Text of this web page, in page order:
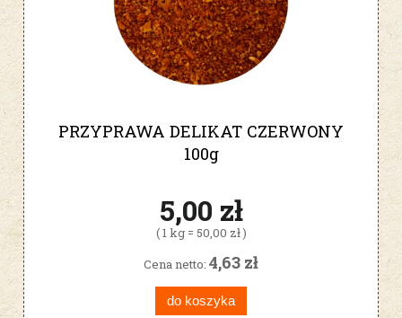
PRZYPRAWA DELIKAT CZERWONY
100g
5,00 zł
( 1 kg = 50,00 zł )
Cena netto: 4,63 zł
do koszyka